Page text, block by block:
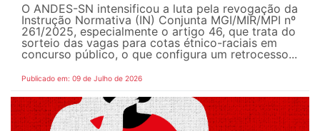
O ANDES-SN intensificou a luta pela revogação da
Instrução Normativa (IN) Conjunta MGI/MIR/MPI nº
261/2025, especialmente o artigo 46, que trata do
sorteio das vagas para cotas étnico-raciais em
concurso público, o que configura um retrocesso...
Publicado em: 09 de Julho de 2026